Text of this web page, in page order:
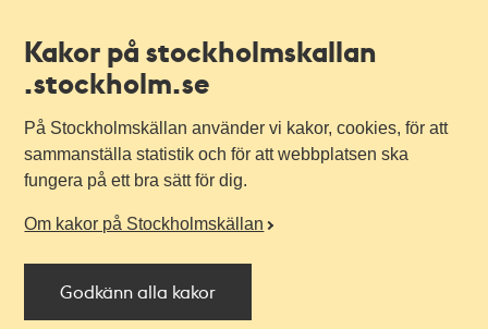
Kakor på stockholmskallan
.stockholm.se
På Stockholmskällan använder vi kakor, cookies, för att
sammanställa statistik och för att webbplatsen ska
fungera på ett bra sätt för dig.
Om kakor på Stockholmskällan
Godkänn alla kakor